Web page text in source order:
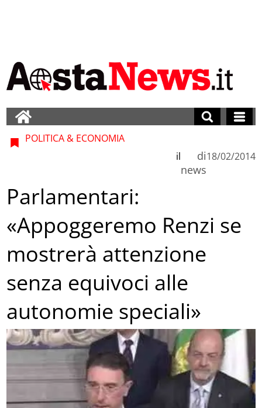
POLITICA & ECONOMIA
di
news
il 18/02/2014
Parlamentari:
«Appoggeremo Renzi se
mostrerà attenzione
senza equivoci alle
autonomie speciali»